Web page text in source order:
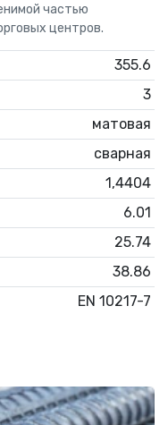
частью
центров.
355.6
3
матовая
сварная
1,4404
6.01
25.74
38.86
EN 10217-7